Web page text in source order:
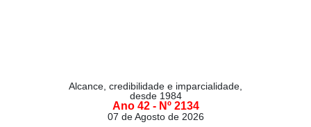
Alcance, credibilidade e imparcialidade,
desde 1984
Ano 42 - Nº 2134
07 de Agosto de 2026